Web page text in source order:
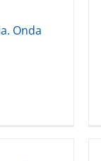
Onda